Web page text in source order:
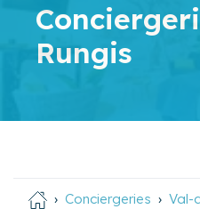
Rungis
Conciergeries Val-